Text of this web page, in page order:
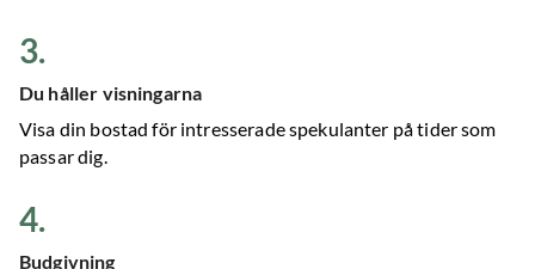
3.
Du håller visningarna
Visa din bostad för intresserade spekulanter på tider som
passar dig.
4.
Budgivning